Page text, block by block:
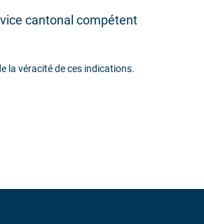
cantonal compétent
la véracité de ces indications.